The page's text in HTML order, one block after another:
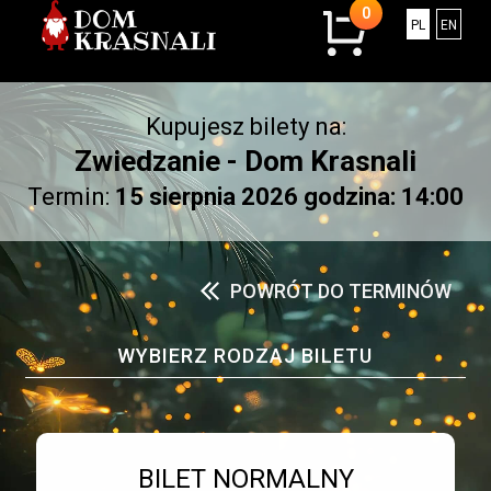
0
0
Łączna
kwota:
0.00
złotych
EN
PL Polski
Kupujesz bilety na:
Zwiedzanie - Dom Krasnali
Termin: 15 sierpnia 2026 godzina: 14:00
POWRÓT DO TERMINÓW
WYBIERZ RODZAJ BILETU
Bilet numer 1
Typ
BILET NORMALNY